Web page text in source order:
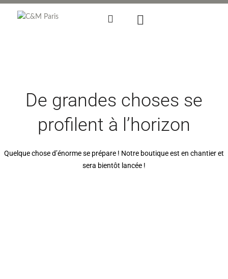
De grandes choses se
profilent à l’horizon
Quelque chose d’énorme se prépare ! Notre boutique est en chantier et
sera bientôt lancée !